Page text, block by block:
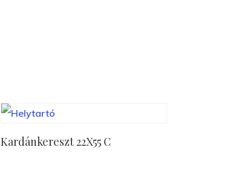
Tovább Olvasom
Kardánkereszt 22X55 C